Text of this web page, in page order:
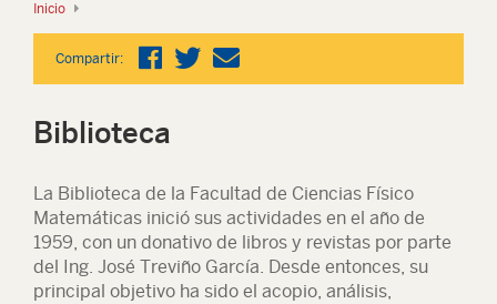
Inicio
Compartir:
Biblioteca
La Biblioteca de la Facultad de Ciencias Físico
Matemáticas inició sus actividades en el año de
1959, con un donativo de libros y revistas por parte
del Ing. José Treviño García. Desde entonces, su
principal objetivo ha sido el acopio, análisis,